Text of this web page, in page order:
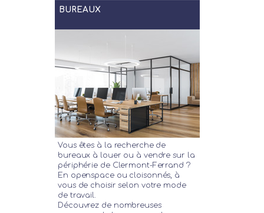
BUREAUX
Vous êtes à la recherche de
bureaux à louer ou à vendre sur la
périphérie de Clermont-Ferrand ?
En openspace ou cloisonnés, à
vous de choisir selon votre mode
de travail.
Découvrez de nombreuses